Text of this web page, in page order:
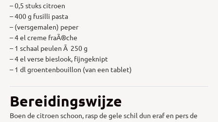
– 0,5 stuks citroen
– 400 g fusilli pasta
– (versgemalen) peper
– 4 el creme fraÃ®che
– 1 schaal peulen Ã 250 g
– 4 el verse bieslook, fijngeknipt
– 1 dl groentenbouillon (van een tablet)
Bereidingswijze
Boen de citroen schoon, rasp de gele schil dun eraf en pers de